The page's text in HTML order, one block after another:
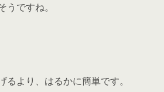
うですね。
より、はるかに簡単です。